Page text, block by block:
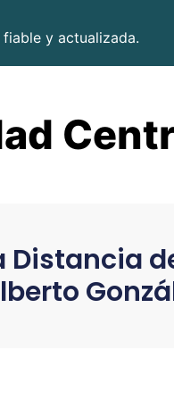
y actualizada.